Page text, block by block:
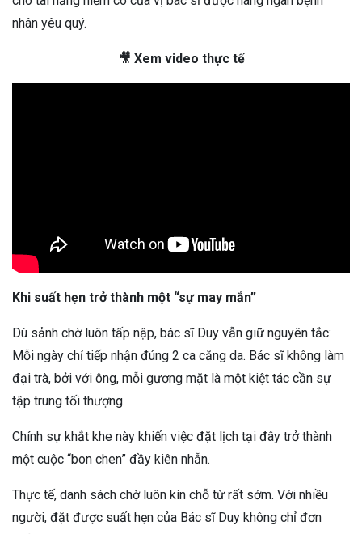
nhân yêu quý.
🎥 Xem video thực tế
Khi suất hẹn trở thành một “sự may mắn”
Dù sảnh chờ luôn tấp nập, bác sĩ Duy vẫn giữ nguyên tắc:
Mỗi ngày chỉ tiếp nhận đúng 2 ca căng da. Bác sĩ không làm
đại trà, bởi với ông, mỗi gương mặt là một kiệt tác cần sự
tập trung tối thượng.
Chính sự khắt khe này khiến việc đặt lịch tại đây trở thành
một cuộc “bon chen” đầy kiên nhẫn.
Thực tế, danh sách chờ luôn kín chỗ từ rất sớm. Với nhiều
người, đặt được suất hẹn của Bác sĩ Duy không chỉ đơn